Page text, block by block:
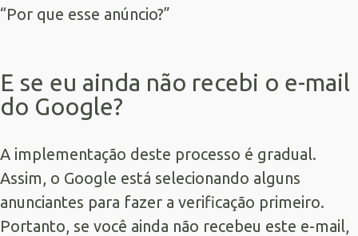
“Por que esse anúncio?”
E se eu ainda não recebi o e-mail
do Google?
A implementação deste processo é gradual.
Assim, o Google está selecionando alguns
anunciantes para fazer a verificação primeiro.
Portanto, se você ainda não recebeu este e-mail,